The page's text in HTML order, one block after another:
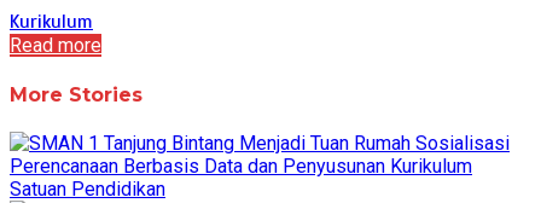
Kurikulum
Read more
More Stories